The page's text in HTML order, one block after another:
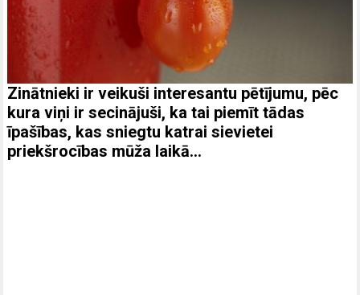
Zinātnieki ir veikuši interesantu pētījumu, pēc
kura viņi ir secinājuši, ka tai piemīt tādas
īpašības, kas sniegtu katrai sievietei
priekšrocības mūža laikā…